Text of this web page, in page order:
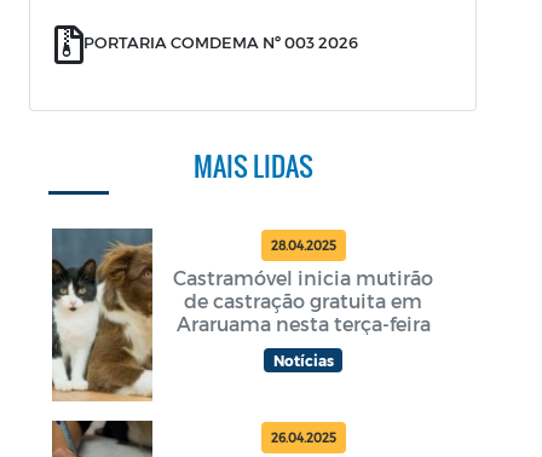
PORTARIA COMDEMA Nº 003 2026
MAIS LIDAS
28.04.2025
Castramóvel inicia mutirão
de castração gratuita em
Araruama nesta terça-feira
Notícias
26.04.2025